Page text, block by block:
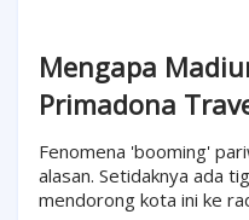
Mengapa
Primadona
Fenomena 'booming'
alasan. Setidaknya ada
mendorong kota ini ke